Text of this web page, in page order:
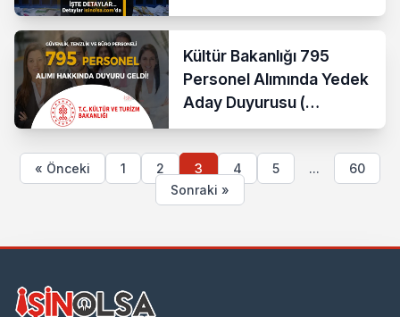
Şartı-Kontenjan-Bölüm
Kültür Bakanlığı 795
Personel Alımında Yedek
Aday Duyurusu (
Güvenlik, Temizlik ve
Büro )
« Önceki 1 2 3 4 5 ...
60
Sonraki »